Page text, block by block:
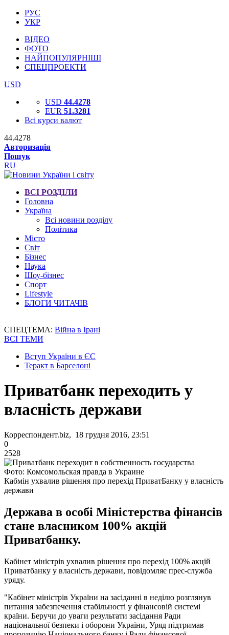
РУС
УКР
ВІДЕО
ФОТО
НАЙПОПУЛЯРНІШІ
СПЕЦПРОЕКТИ
USD
USD 44.4278
EUR 51.3281
Всі курси валют
44.4278
Авторизація
Пошук
RU
ВСІ РОЗДІЛИ
Головна
Україна
Всі новини розділу
Політика
Місто
Світ
Бізнес
Наука
Шоу-бізнес
Спорт
Lifestyle
БЛОГИ ЧИТАЧІВ
СПЕЦТЕМА: Війна в Ірані
ВСІ ТЕМИ
Вступ України в ЄС
Теракт в Барселоні
Приватбанк переходить у
власність держави
Корреспондент.biz, 18 грудня 2016, 23:51
0
2528
Фото: Комсомольская правда в Украине
Кабмін ухвалив рішення про перехід ПриватБанку у власність
держави
Держава в особі Міністерства фінансів
стане власником 100% акцій
Приватбанку.
Кабінет міністрів ухвалив рішення про перехід 100% акцій
Приватбанку у власність держави, повідомляє прес-служба
уряду.
"Кабінет міністрів України на засіданні в неділю розглянув
питання забезпечення стабільності у фінансовій системі
країни. Беручи до уваги результати засідання Ради
національної безпеки і оборони України, Уряд підтримав